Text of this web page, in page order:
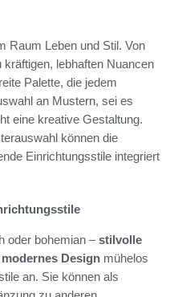
Raum Leben und Stil. Von
lebhaften Nuancen
Palette, die jedem
an Mustern, sei es
eine kreative Gestaltung.
können die
Einrichtungsstile integriert
oder bohemian –stilvolle
modernes Design mühelos
an. Sie können als